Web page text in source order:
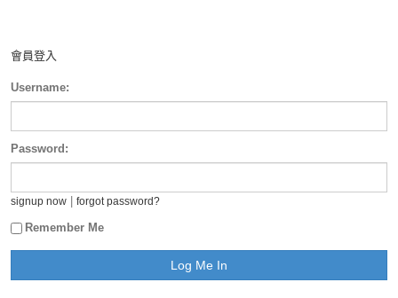
會員登入
Username:
Password:
signup now forgot password?
Remember Me